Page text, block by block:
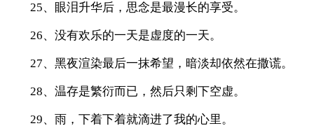
25、眼泪升华后，思念是最漫长的享受。
26、没有欢乐的一天是虚度的一天。
27、黑夜渲染最后一抹希望，暗淡却依然在撒谎。
28、温存是繁衍而已，然后只剩下空虚。
29、雨，下着下着就滴进了我的心里。